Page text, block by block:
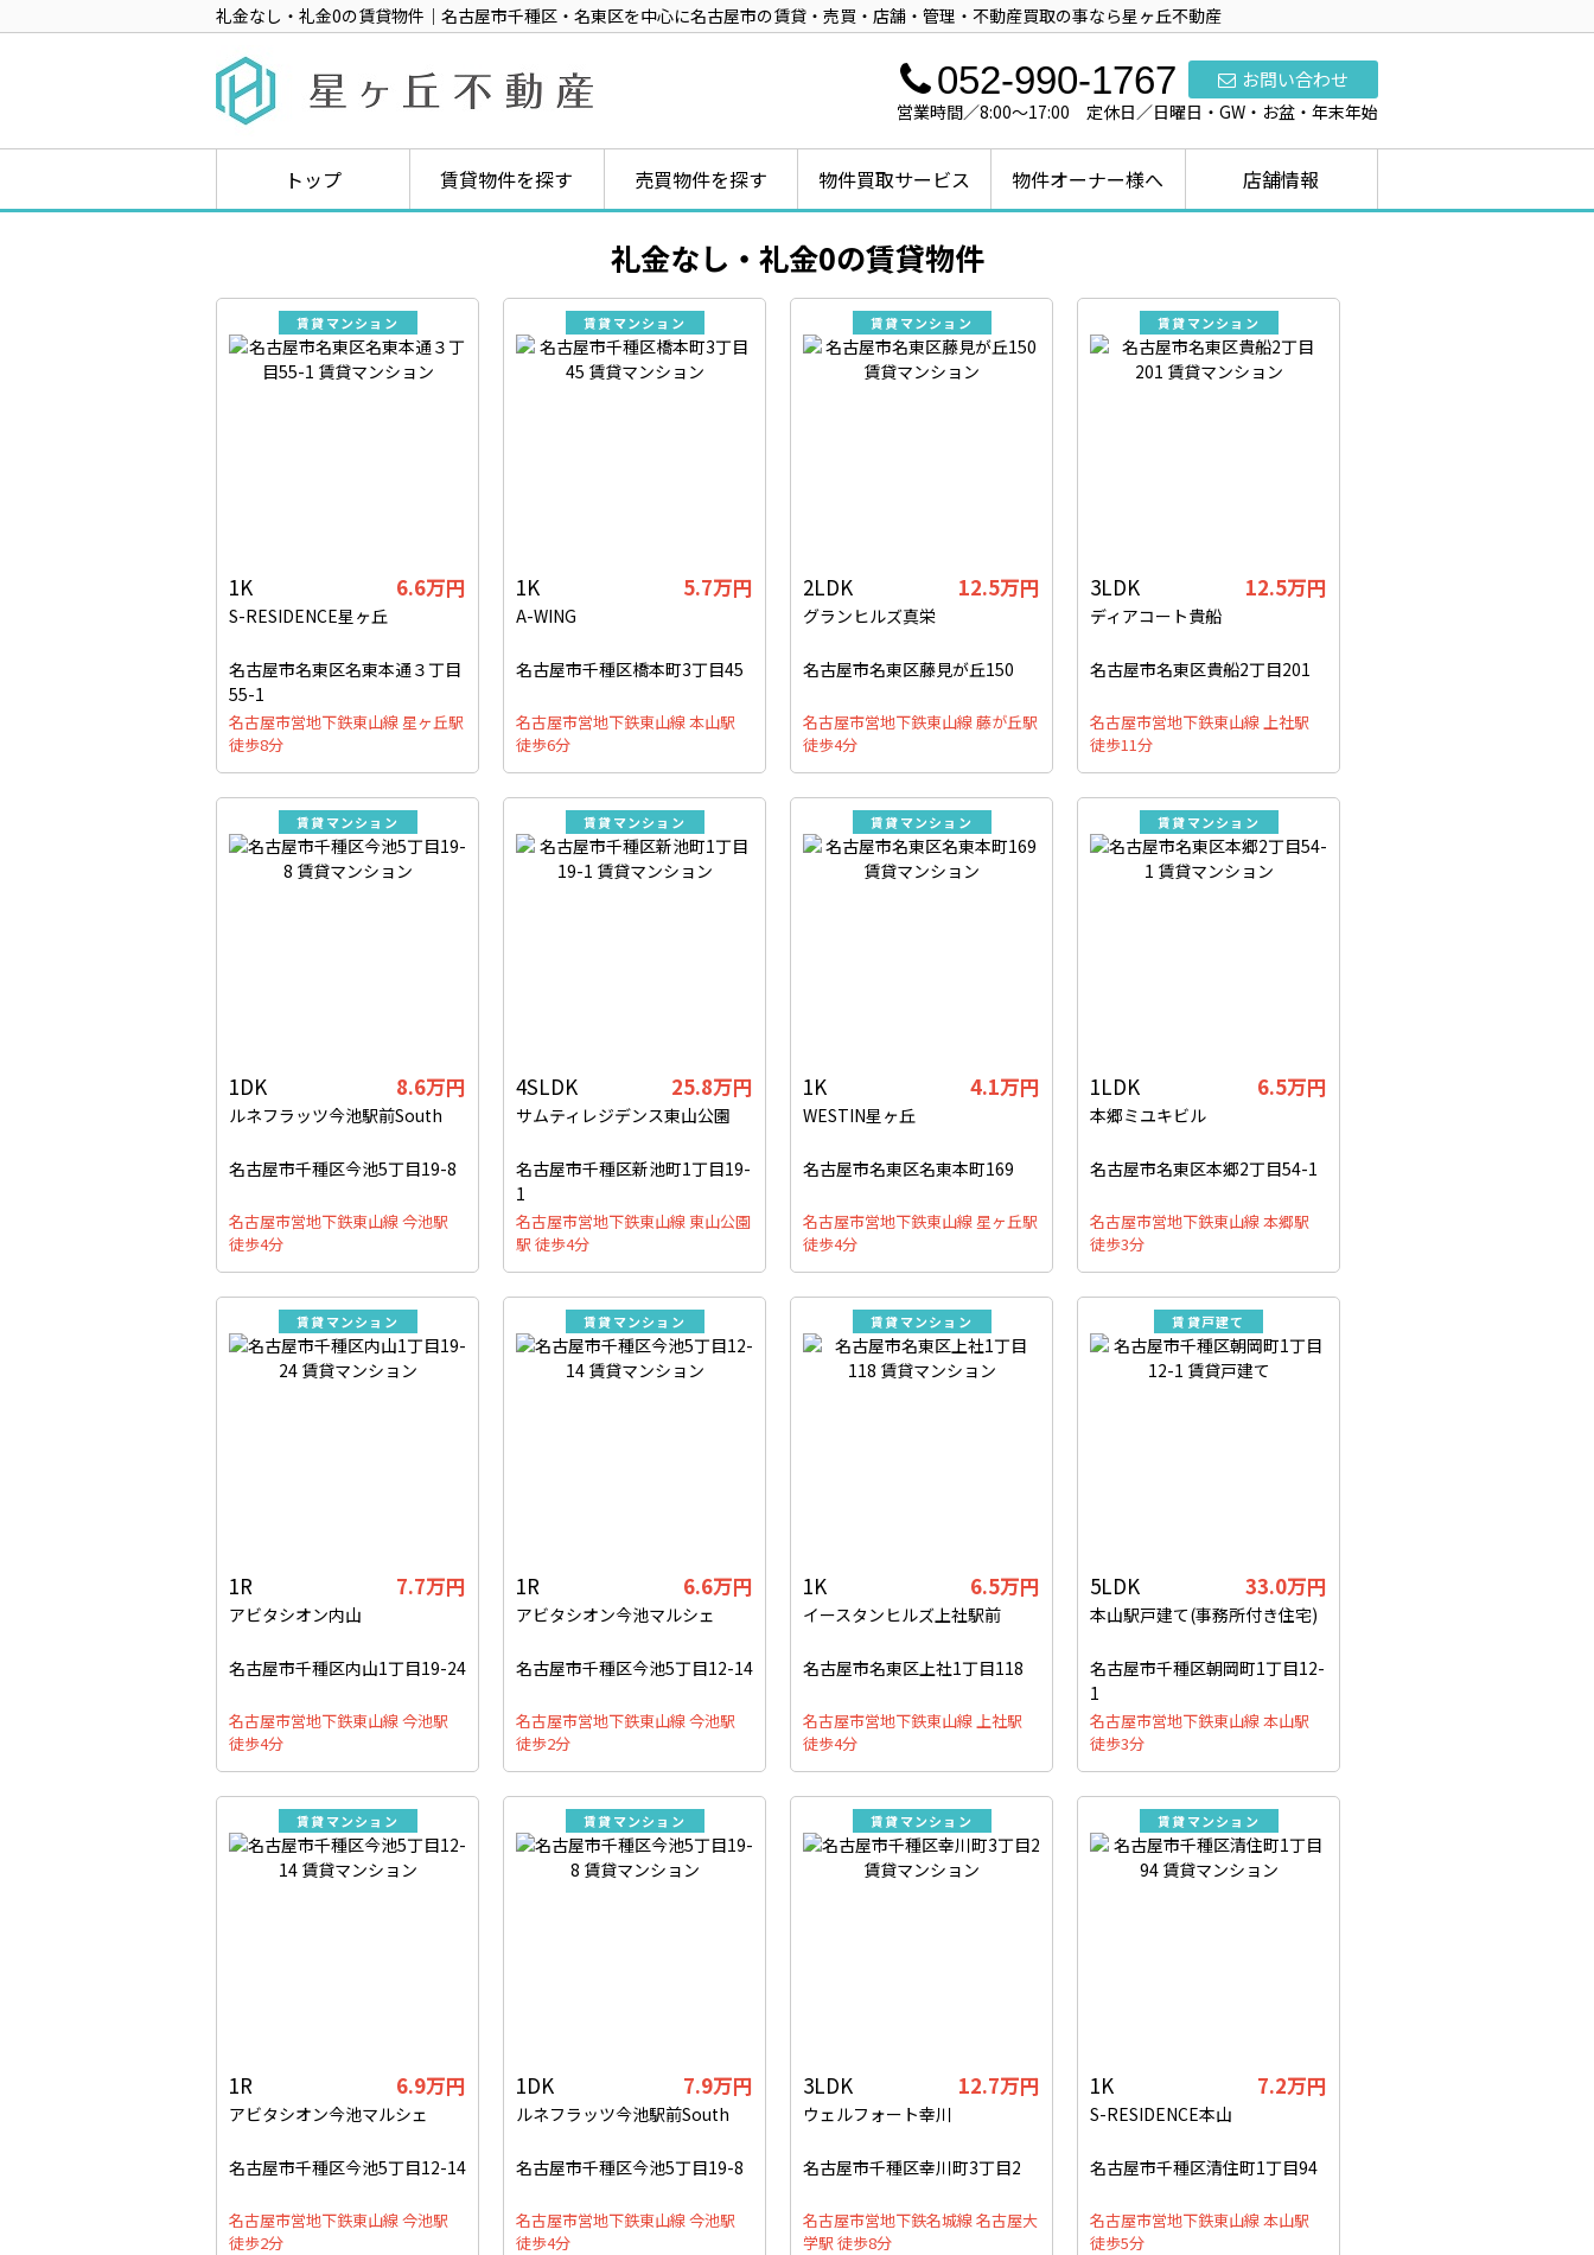
礼金なし・礼金0の賃貸物件｜名古屋市千種区・名東区を中心に名古屋市の賃貸・売買・店舗・管理・不動産買取の事なら星ヶ丘不動産
お問い合わせ
052-990-1767
営業時間／8:00～17:00 定休日／日曜日・GW・お盆・年末年始
トップ 賃貸物件を探す 売買物件を探す 物件買取サービス 物件オーナー様へ 店舗情報
礼金なし・礼金0の賃貸物件
賃貸マンション
1K 6.6万円
S-RESIDENCE星ヶ丘
名古屋市名東区名東本通３丁目
55-1
名古屋市営地下鉄東山線 星ヶ丘駅
徒歩8分
賃貸マンション
1K 5.7万円
A-WING
名古屋市千種区橋本町3丁目45
名古屋市営地下鉄東山線 本山駅
徒歩6分
賃貸マンション
2LDK 12.5万円
グランヒルズ真栄
名古屋市名東区藤見が丘150
名古屋市営地下鉄東山線 藤が丘駅
徒歩4分
賃貸マンション
3LDK 12.5万円
ディアコート貴船
名古屋市名東区貴船2丁目201
名古屋市営地下鉄東山線 上社駅
徒歩11分
賃貸マンション
1DK 8.6万円
ルネフラッツ今池駅前South
名古屋市千種区今池5丁目19-8
名古屋市営地下鉄東山線 今池駅
徒歩4分
賃貸マンション
4SLDK 25.8万円
サムティレジデンス東山公園
名古屋市千種区新池町1丁目19-
1
名古屋市営地下鉄東山線 東山公園
駅 徒歩4分
賃貸マンション
1K 4.1万円
WESTIN星ヶ丘
名古屋市名東区名東本町169
名古屋市営地下鉄東山線 星ヶ丘駅
徒歩4分
賃貸マンション
1LDK 6.5万円
本郷ミユキビル
名古屋市名東区本郷2丁目54-1
名古屋市営地下鉄東山線 本郷駅
徒歩3分
賃貸マンション
1R 7.7万円
アビタシオン内山
名古屋市千種区内山1丁目19-24
名古屋市営地下鉄東山線 今池駅
徒歩4分
賃貸マンション
1R 6.6万円
アビタシオン今池マルシェ
名古屋市千種区今池5丁目12-14
名古屋市営地下鉄東山線 今池駅
徒歩2分
賃貸マンション
1K 6.5万円
イースタンヒルズ上社駅前
名古屋市名東区上社1丁目118
名古屋市営地下鉄東山線 上社駅
徒歩4分
賃貸戸建て
5LDK 33.0万円
本山駅戸建て(事務所付き住宅)
名古屋市千種区朝岡町1丁目12-
1
名古屋市営地下鉄東山線 本山駅
徒歩3分
賃貸マンション
1R 6.9万円
アビタシオン今池マルシェ
名古屋市千種区今池5丁目12-14
名古屋市営地下鉄東山線 今池駅
徒歩2分
賃貸マンション
1DK 7.9万円
ルネフラッツ今池駅前South
名古屋市千種区今池5丁目19-8
名古屋市営地下鉄東山線 今池駅
徒歩4分
賃貸マンション
3LDK 12.7万円
ウェルフォート幸川
名古屋市千種区幸川町3丁目2
名古屋市営地下鉄名城線 名古屋大
学駅 徒歩8分
賃貸マンション
1K 7.2万円
S-RESIDENCE本山
名古屋市千種区清住町1丁目94
名古屋市営地下鉄東山線 本山駅
徒歩5分